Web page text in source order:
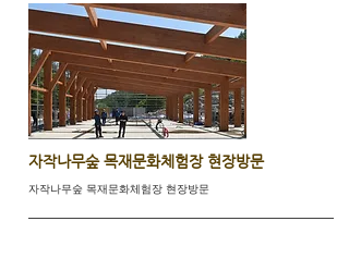
자작나무숲 목재문화체험장 현장방문
자작나무숲 목재문화체험장 현장방문